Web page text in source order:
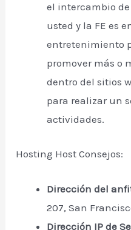
el intercambio
usted y la FE es
entretenimiento
promover más o
dentro del sitios
para realizar un
actividades.
Hosting Host Consejos:
Dirección del
207, San
Dirección IP de